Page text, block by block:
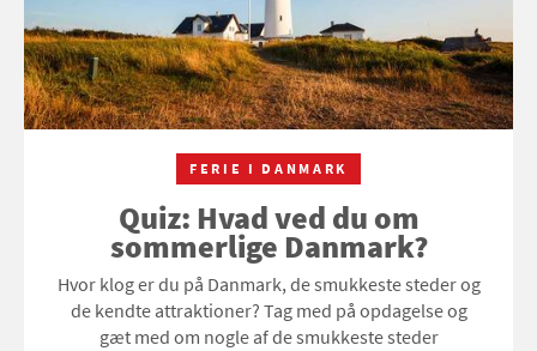
FERIE I DANMARK
Quiz: Hvad ved du om
sommerlige Danmark?
Hvor klog er du på Danmark, de smukkeste steder og
de kendte attraktioner? Tag med på opdagelse og
gæt med om nogle af de smukkeste steder